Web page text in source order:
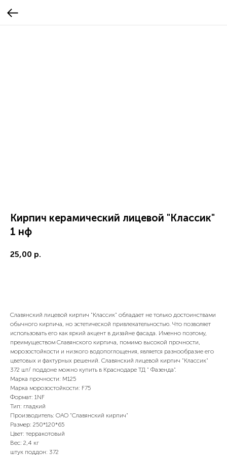
Кирпич керамический лицевой "Классик"
1 нф
25,00 р.
Славянский лицевой кирпич "Классик" обладает не только достоинствами
обычного кирпича, но эстетической привлекательностью. Что позволяет
использовать его как яркий акцент в дизайне фасада. Именно поэтому,
преимуществом Славянского кирпича, помимо высокой прочности,
морозостойкости и низкого водопоглощения, является разнообразие его
цветовых и фактурных решений. Славянский лицевой кирпич "Классик"
372 шт/ поддоне можно купить в Краснодаре ТД " Фазенда".
Марка прочности: М125
Марка морозостойкости: F75
Формат: 1NF
Тип: гладкий
Производитель: ОАО "Славянский кирпич"
Размер: 250*120*65
Цвет: терракотовый
Вес: 2,4 кг
штук поддон: 372